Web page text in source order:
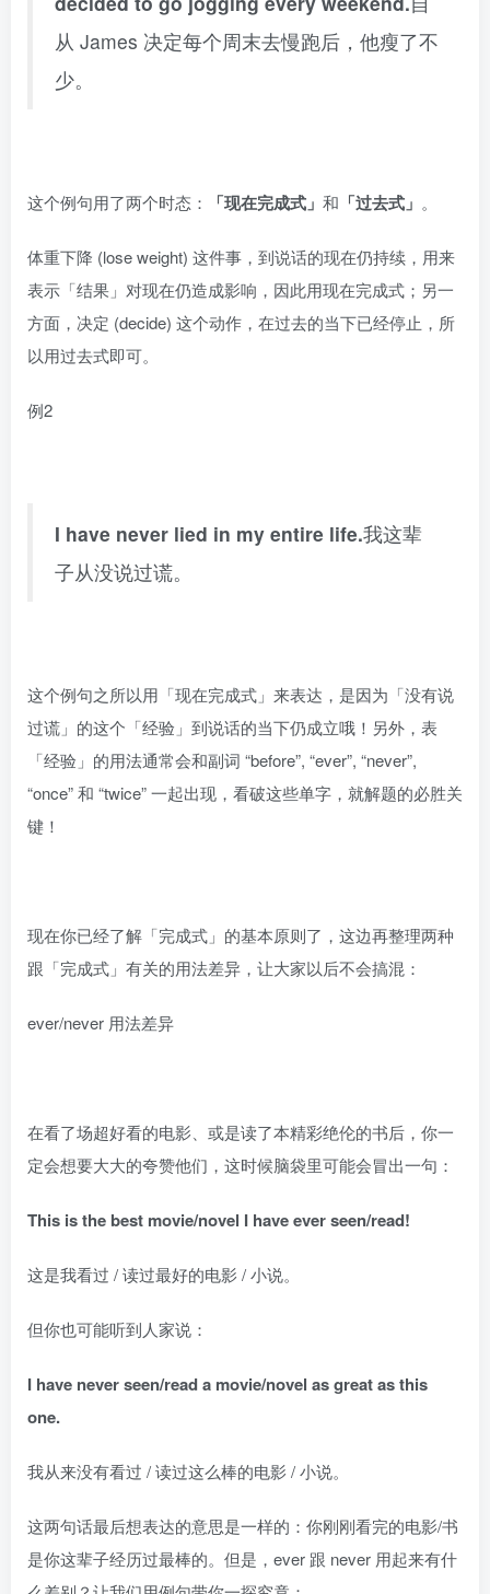
从 James 决定每个周末去慢跑后，他瘦了不
少。
这个例句用了两个时态： 「现在完成式」 和 「过去式」 。
体重下降 (lose weight) 这件事，到说话的现在仍持续，用来
表示「结果」对现在仍造成影响，因此用现在完成式；另一
方面，决定 (decide) 这个动作，在过去的当下已经停止，所
以用过去式即可。
例2
I have never lied in my entire life.我这辈
子从没说过谎。
这个例句之所以用「现在完成式」来表达，是因为「没有说
过谎」的这个「经验」到说话的当下仍成立哦！另外，表
「经验」的用法通常会和副词 “before”, “ever”, “never”,
“once” 和 “twice” 一起出现，看破这些单字，就解题的必胜关
键！
现在你已经了解「完成式」的基本原则了，这边再整理两种
跟「完成式」有关的用法差异，让大家以后不会搞混：
ever/never 用法差异
在看了场超好看的电影、或是读了本精彩绝伦的书后，你一
定会想要大大的夸赞他们，这时候脑袋里可能会冒出一句：
This is the best movie/novel I have ever seen/read!
这是我看过 / 读过最好的电影 / 小说。
但你也可能听到人家说：
I have never seen/read a movie/novel as great as this
one.
我从来没有看过 / 读过这么棒的电影 / 小说。
这两句话最后想表达的意思是一样的：你刚刚看完的电影/书
是你这辈子经历过最棒的。但是，ever 跟 never 用起来有什